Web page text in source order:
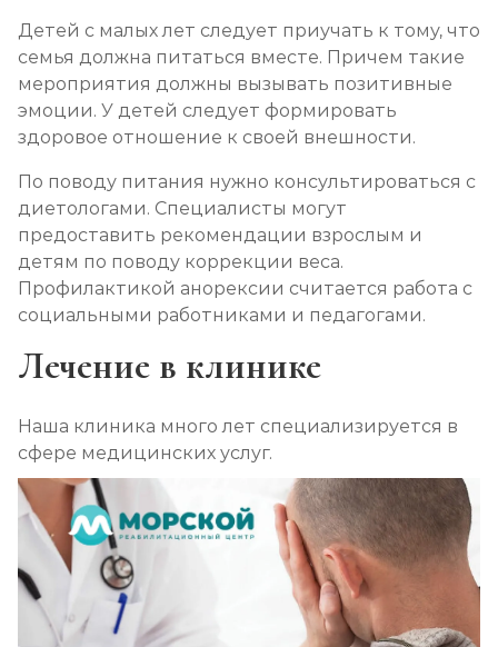
Детей с малых лет следует приучать к тому, что
семья должна питаться вместе. Причем такие
мероприятия должны вызывать позитивные
эмоции. У детей следует формировать
здоровое отношение к своей внешности.
По поводу питания нужно консультироваться с
диетологами. Специалисты могут
предоставить рекомендации взрослым и
детям по поводу коррекции веса.
Профилактикой анорексии считается работа с
социальными работниками и педагогами.
Лечение в клинике
Наша клиника много лет специализируется в
сфере медицинских услуг.